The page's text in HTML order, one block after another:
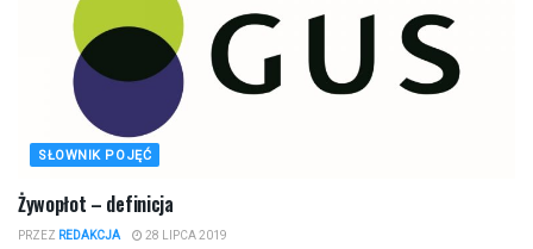
SŁOWNIK POJĘĆ
Żywopłot – definicja
PRZEZ REDAKCJA 28 LIPCA 2019